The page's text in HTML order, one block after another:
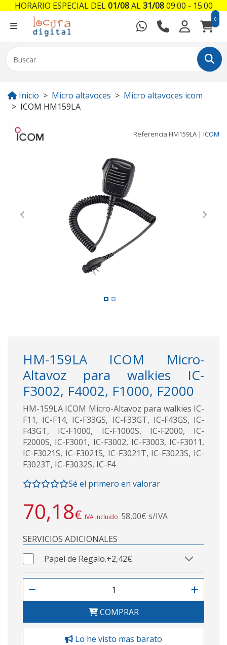
0
Inicio Micro altavoces
Micro altavoces icom
ICOM HM159LA
Referencia HM159LA | ICOM
Previous Next
HM-159LA ICOM Micro-
Altavoz para walkies IC-
F3002, F4002, F1000, F2000
HM-159LA ICOM Micro-Altavoz para walkies IC-
F11, IC-F14, IC-F33GS, IC-F33GT, IC-F43GS, IC-
F43GT, IC-F1000, IC-F1000S, IC-F2000, IC-
F2000S, IC-F3001, IC-F3002, IC-F3003, IC-F3011,
IC-F3021S, IC-F3021S, IC-F3021T, IC-F3023S, IC-
F3023T, IC-F3032S, IC-F4
Sé el primero en valorar
70,18€ IVA incluido 58,00€ s/IVA
SERVICIOS ADICIONALES
Papel de Regalo.+2,42€
COMPRAR
Lo he visto mas barato
HORARIO ESPECIAL DEL01/08AL31/0809:00 - 15:00